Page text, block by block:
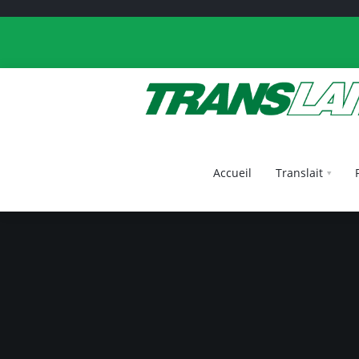
Accueil Translait